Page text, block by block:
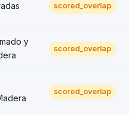
scored_overlap
y
scored_overlap
scored_overlap